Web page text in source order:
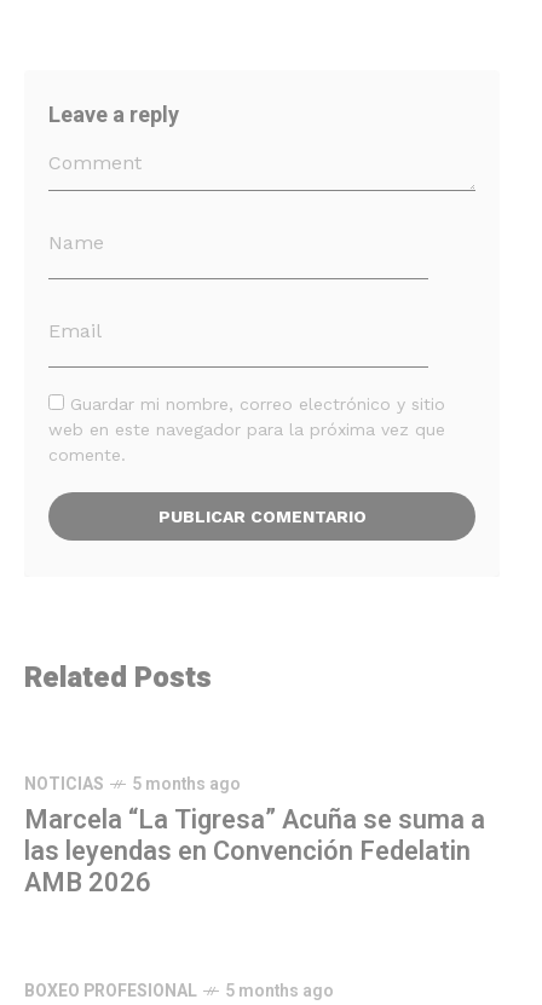
Leave a reply
Guardar mi nombre, correo electrónico y sitio
web en este navegador para la próxima vez que
comente.
Related Posts
NOTICIAS 5 months ago
Marcela “La Tigresa” Acuña se suma a
las leyendas en Convención Fedelatin
AMB 2026
BOXEO PROFESIONAL 5 months ago